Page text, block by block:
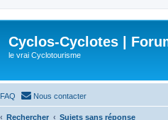
Cyclos-Cyclotes |
le vrai Cyclotourisme
FAQ Nous contacter
Rechercher Sujets sans réponse